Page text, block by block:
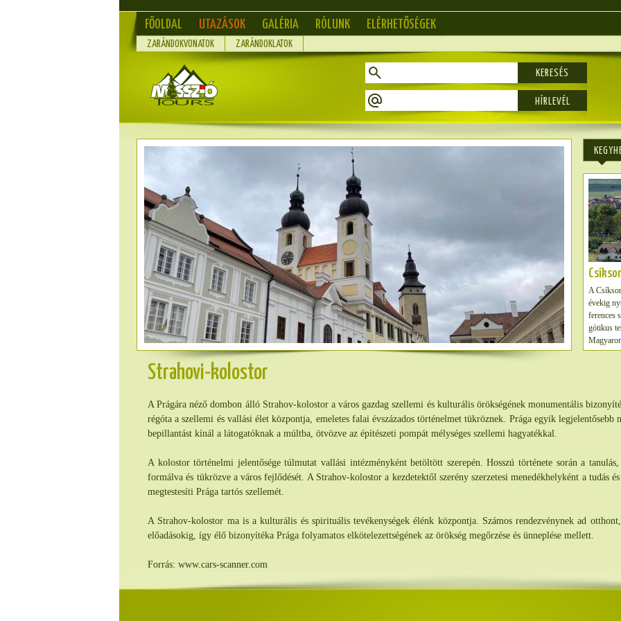
FŐOLDAL UTAZÁSOK GALÉRIA RÓLUNK ELÉRHETŐSÉGEK
ZARÁNDOKVONATOK ZARÁNDOKLATOK
KERESÉS
A
évekig
ferences
gótikus
közben
mert a
Ha a
járulnak
mind a
Strahovi-kolostor
A Prágára néző dombon álló Strahov-kolostor a város gazdag szellemi és kulturális örökségének monumentális
régóta a szellemi és vallási élet központja, emeletes falai évszázados történelmet tükröznek. Prága egyik legjelentősebb
bepillantást kínál a látogatóknak a múltba, ötvözve az építészeti pompát mélységes szellemi hagyatékkal.
A kolostor történelmi jelentősége túlmutat vallási intézményként betöltött szerepén. Hosszú története során a
formálva és tükrözve a város fejlődését. A Strahov-kolostor a kezdetektől szerény szerzetesi menedékhelyként a tudás
megtestesíti Prága tartós szellemét.
A Strahov-kolostor ma is a kulturális és spirituális tevékenységek élénk központja. Számos rendezvénynek ad
előadásokig, így élő bizonyítéka Prága folyamatos elkötelezettségének az örökség megőrzése és ünneplése mellett.
Forrás: www.cars-scanner.com